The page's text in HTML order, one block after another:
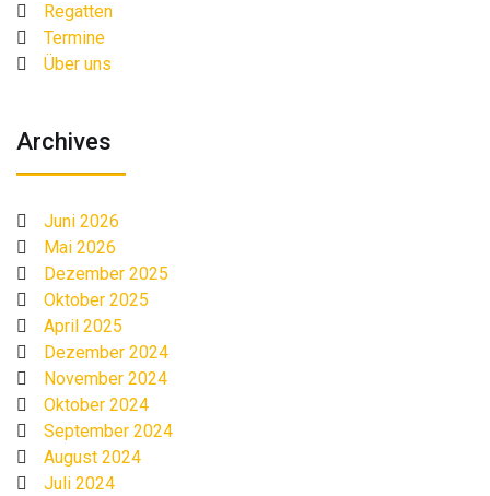
Regatten
Termine
Über uns
Archives
Juni 2026
Mai 2026
Dezember 2025
Oktober 2025
April 2025
Dezember 2024
November 2024
Oktober 2024
September 2024
August 2024
Juli 2024